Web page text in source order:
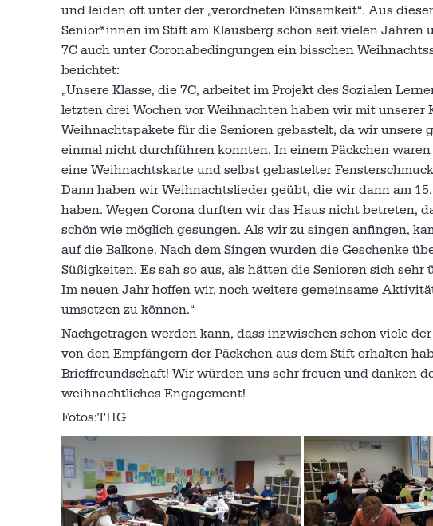
und leiden oft unter der „verordneten Einsamkeit“. Aus
Senior*innen im Stift am Klausberg schon seit vielen
7C auch unter Coronabedingungen ein bisschen
berichtet:
„Unsere Klasse, die 7C, arbeitet im Projekt des Sozialen
letzten drei Wochen vor Weihnachten haben wir mit unserer
Weihnachtspakete für die Senioren gebastelt, da wir
einmal nicht durchführen konnten. In einem Päckchen
eine Weihnachtskarte und selbst gebastelter
Dann haben wir Weihnachtslieder geübt, die wir dann am
haben. Wegen Corona durften wir das Haus nicht betreten,
schön wie möglich gesungen. Als wir zu singen anfingen,
auf die Balkone. Nach dem Singen wurden die Geschenke
Süßigkeiten. Es sah so aus, als hätten die Senioren sich
Im neuen Jahr hoffen wir, noch weitere gemeinsame
umsetzen zu können.“
Nachgetragen werden kann, dass inzwischen schon viele
von den Empfängern der Päckchen aus dem Stift erhalten
Brieffreundschaft! Wir würden uns sehr freuen und danken
weihnachtliches Engagement!
Fotos:THG